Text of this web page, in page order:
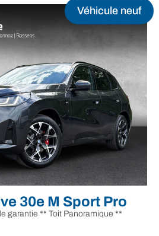
Véhicule neuf
30e M Sport Pro
garantie ** Toit Panoramique **